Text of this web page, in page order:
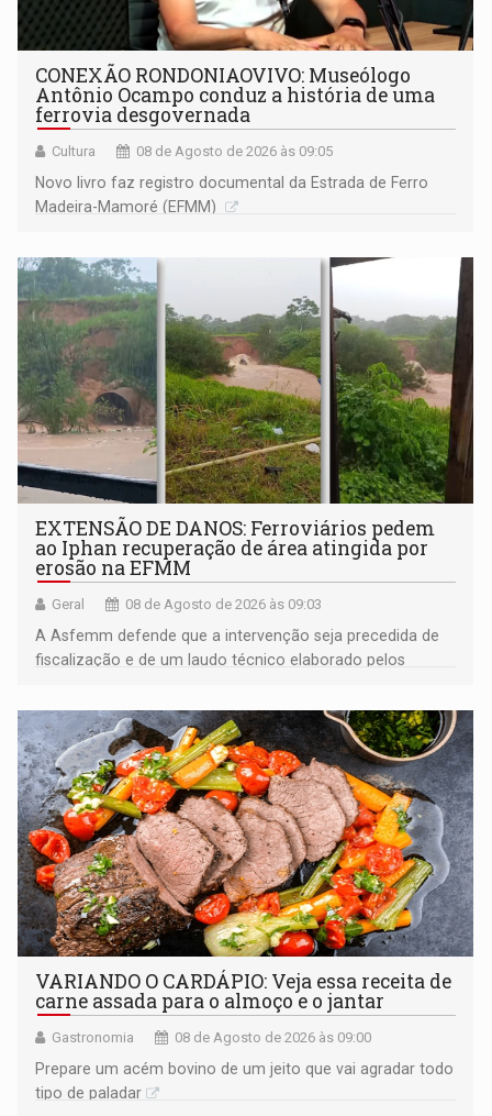
CONEXÃO RONDONIAOVIVO: Museólogo
Antônio Ocampo conduz a história de uma
ferrovia desgovernada
Cultura 08 de Agosto de 2026 às 09:05
Novo livro faz registro documental da Estrada de Ferro
Madeira-Mamoré (EFMM)
EXTENSÃO DE DANOS: Ferroviários pedem
ao Iphan recuperação de área atingida por
erosão na EFMM
Geral 08 de Agosto de 2026 às 09:03
A Asfemm defende que a intervenção seja precedida de
fiscalização e de um laudo técnico elaborado pelos
VARIANDO O CARDÁPIO: Veja essa receita de
carne assada para o almoço e o jantar
Gastronomia 08 de Agosto de 2026 às 09:00
Prepare um acém bovino de um jeito que vai agradar todo
tipo de paladar